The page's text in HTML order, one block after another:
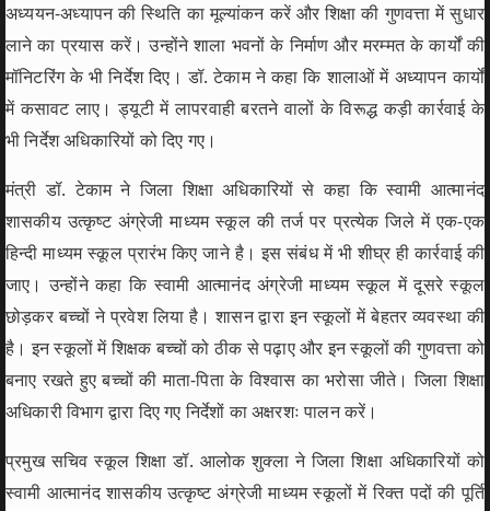
अध्ययन-अध्यापन की स्थिति का मूल्यांकन करें और शिक्षा की गुणवत्ता में सुधार
लाने का प्रयास करें। उन्होंने शाला भवनों के निर्माण और मरम्मत के कार्यों की
मॉनिटरिंग के भी निर्देश दिए। डॉ. टेकाम ने कहा कि शालाओं में अध्यापन कार्यों
में कसावट लाए। ड्यूटी में लापरवाही बरतने वालों के विरूद्ध कड़ी कार्रवाई के
भी निर्देश अधिकारियों को दिए गए।
मंत्री डॉ. टेकाम ने जिला शिक्षा अधिकारियों से कहा कि स्वामी आत्मानंद
शासकीय उत्कृष्ट अंग्रेजी माध्यम स्कूल की तर्ज पर प्रत्येक जिले में एक-एक
हिन्दी माध्यम स्कूल प्रारंभ किए जाने है। इस संबंध में भी शीघ्र ही कार्रवाई की
जाए। उन्होंने कहा कि स्वामी आत्मानंद अंग्रेजी माध्यम स्कूल में दूसरे स्कूल
छोड़कर बच्चों ने प्रवेश लिया है। शासन द्वारा इन स्कूलों में बेहतर व्यवस्था की
है। इन स्कूलों में शिक्षक बच्चों को ठीक से पढ़ाए और इन स्कूलों की गुणवत्ता को
बनाए रखते हुए बच्चों की माता-पिता के विश्वास का भरोसा जीते। जिला शिक्षा
अधिकारी विभाग द्वारा दिए गए निर्देशों का अक्षरशः पालन करें।
प्रमुख सचिव स्कूल शिक्षा डॉ. आलोक शुक्ला ने जिला शिक्षा अधिकारियों को
स्वामी आत्मानंद शासकीय उत्कृष्ट अंग्रेजी माध्यम स्कूलों में रिक्त पदों की पूर्ति